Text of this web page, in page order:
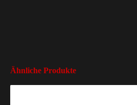
Ähnliche Produkte